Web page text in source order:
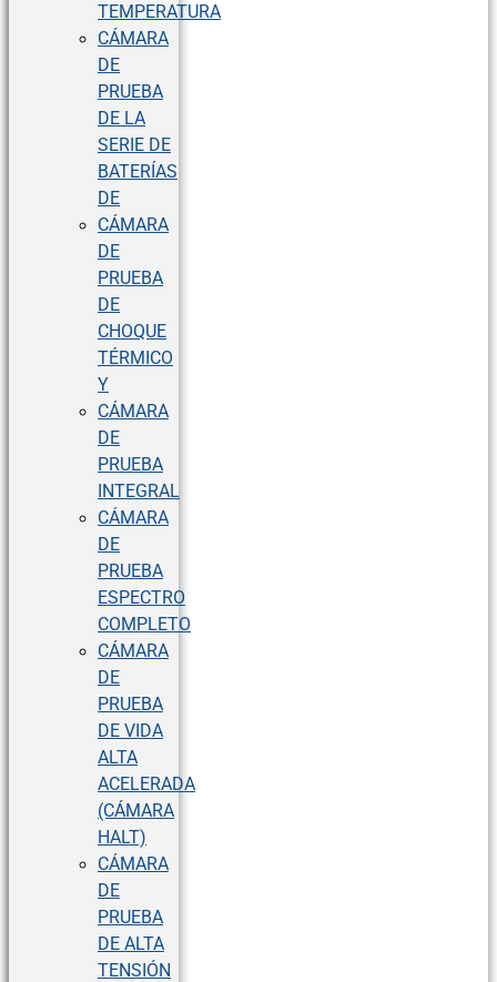
TEMPERATURA
CÁMARA
DE
PRUEBA
DE LA
SERIE DE
BATERÍAS
DE
CÁMARA
DE
PRUEBA
DE
CHOQUE
TÉRMICO
Y
CÁMARA
DE
PRUEBA
INTEGRAL
CÁMARA
DE
PRUEBA
ESPECTRO
COMPLETO
CÁMARA
DE
PRUEBA
DE VIDA
ALTA
ACELERADA
(CÁMARA
HALT)
CÁMARA
DE
PRUEBA
DE ALTA
TENSIÓN